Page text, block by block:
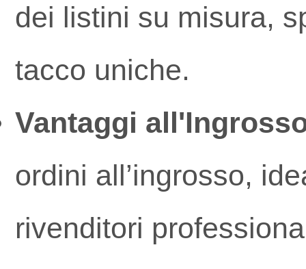
dei listini su misura,
tacco uniche.
Vantaggi
ordini all’ingrosso,
rivenditori